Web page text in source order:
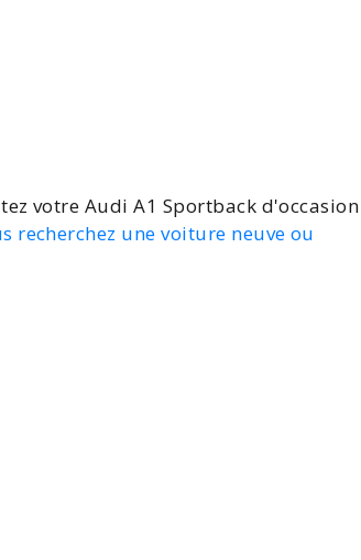
votre Audi A1 Sportback d'occasion
recherchez une voiture neuve ou